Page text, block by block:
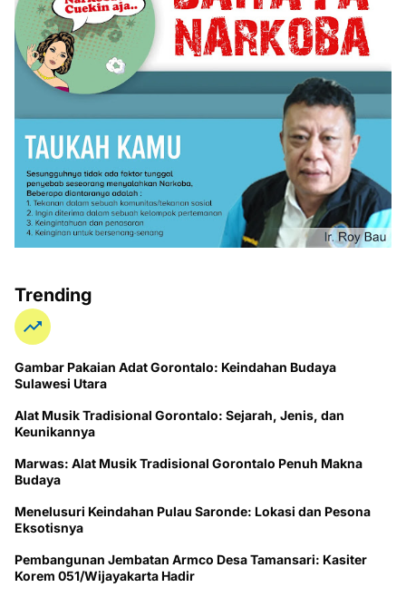
Trending
Gambar Pakaian Adat Gorontalo: Keindahan Budaya
Sulawesi Utara
Alat Musik Tradisional Gorontalo: Sejarah, Jenis, dan
Keunikannya
Marwas: Alat Musik Tradisional Gorontalo Penuh Makna
Budaya
Menelusuri Keindahan Pulau Saronde: Lokasi dan Pesona
Eksotisnya
Pembangunan Jembatan Armco Desa Tamansari: Kasiter
Korem 051/Wijayakarta Hadir